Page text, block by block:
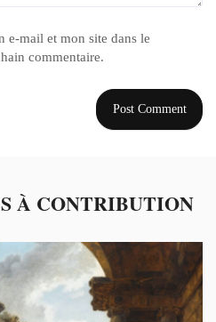
e-mail et mon site dans le
commentaire.
À CONTRIBUTION